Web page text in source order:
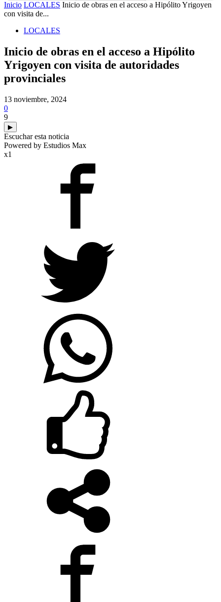
Inicio LOCALES Inicio de obras en el acceso a Hipólito Yrigoyen
con visita de...
LOCALES
Inicio de obras en el acceso a Hipólito
Yrigoyen con visita de autoridades
provinciales
13 noviembre, 2024
0
9
▶
Escuchar esta noticia
Powered by Estudios Max
x1